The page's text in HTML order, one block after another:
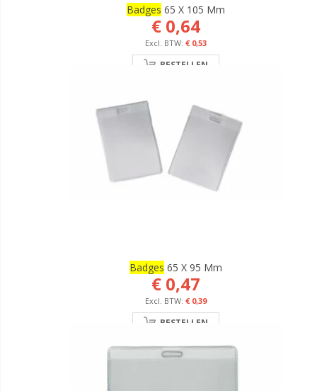
Badges 65 X 105 Mm
€ 0,64
€ 0,53
BESTELLEN
Badges 65 X 95 Mm
€ 0,47
€ 0,39
BESTELLEN